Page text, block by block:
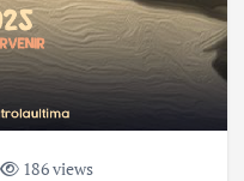
186 views